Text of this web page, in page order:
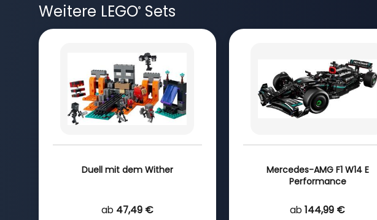
Weitere LEGO®Sets
Duell mit dem Wither
ab 47,49 €
Mercedes-AMG F1 W14 E
Performance
ab 144,99 €